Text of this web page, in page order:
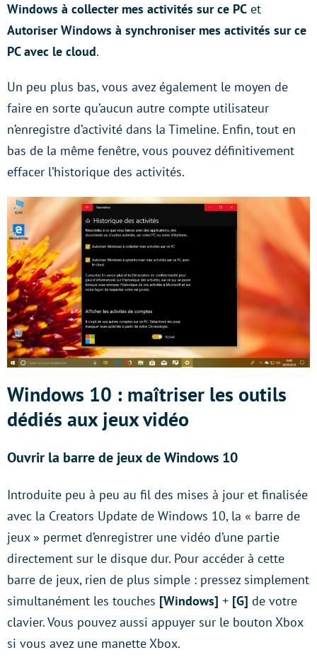
Windows à collecter mes activités sur ce PC et
Autoriser Windows à synchroniser mes activités sur ce
PC avec le cloud.
Un peu plus bas, vous avez également le moyen de
faire en sorte qu’aucun autre compte utilisateur
n’enregistre d’activité dans la Timeline. Enfin, tout en
bas de la même fenêtre, vous pouvez définitivement
effacer l’historique des activités.
Windows 10 : maîtriser les outils
dédiés aux jeux vidéo
Ouvrir la barre de jeux deWindows 10
Introduite peu à peu au fil des mises à jour et finalisée
avec la Creators Update de Windows 10, la « barre de
jeux » permet d’enregistrer une vidéo d’une partie
directement sur le disque dur. Pour accéder à cette
barre de jeux, rien de plus simple : pressez simplement
simultanément les touches [Windows] + [G] de votre
clavier. Vous pouvez aussi appuyer sur le bouton Xbox
si vous avez une manette Xbox.